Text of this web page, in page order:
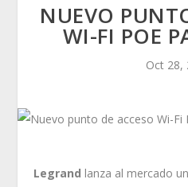
NUEVO
WI-FI POE
Oct 28,
Legrand lanza al mercado